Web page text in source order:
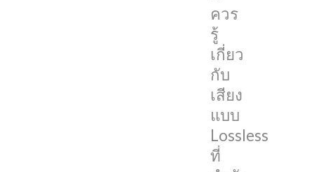
ควร
รู้
เกี่ยว
กับ
เสียง
แบบ
Lossless
ที่
เป็นการ
ตอบ
ข้อ
สงสัย
ต่างๆ
ที่
มี
เกี่ยว